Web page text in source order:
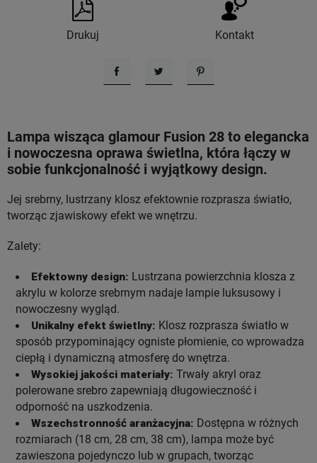
Drukuj Kontakt
UdostępnijTweetujPinterest
Lampa wisząca glamour Fusion 28 to elegancka
i nowoczesna oprawa świetlna, która łączy w
sobie funkcjonalność i wyjątkowy design.
Jej srebrny, lustrzany klosz efektownie rozprasza światło,
tworząc zjawiskowy efekt we wnętrzu.
Zalety:
Efektowny design: Lustrzana powierzchnia klosza z
akrylu w kolorze srebrnym nadaje lampie luksusowy i
nowoczesny wygląd.
Unikalny efekt świetlny: Klosz rozprasza światło w
sposób przypominający ogniste płomienie, co wprowadza
ciepłą i dynamiczną atmosferę do wnętrza.
Wysokiej jakości materiały: Trwały akryl oraz
polerowane srebro zapewniają długowieczność i
odporność na uszkodzenia.
Wszechstronność aranżacyjna: Dostępna w różnych
rozmiarach (18 cm, 28 cm, 38 cm), lampa może być
zawieszona pojedynczo lub w grupach, tworząc